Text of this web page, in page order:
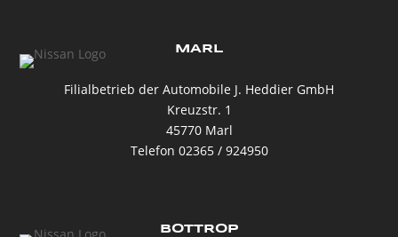
MARL
Filialbetrieb der Automobile J. Heddier GmbH
Kreuzstr. 1
45770 Marl
Telefon 02365 / 924950
BOTTROP